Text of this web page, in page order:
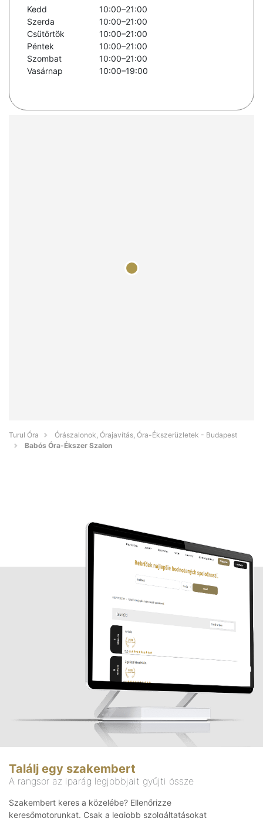
Kedd
10:00–21:00
Szerda
10:00–21:00
Csütörtök
10:00–21:00
Péntek
10:00–21:00
Szombat
10:00–21:00
Vasárnap
10:00–19:00
Turul Óra
Órászalonok, Órajavítás, Óra-Ékszerüzletek - Budapest
Babós Óra-Ékszer Szalon
Találj egy szakembert
A rangsor az iparág legjobbjait gyűjti össze
Szakembert keres a közelébe? Ellenőrizze
keresőmotorunkat. Csak a legjobb szolgáltatásokat